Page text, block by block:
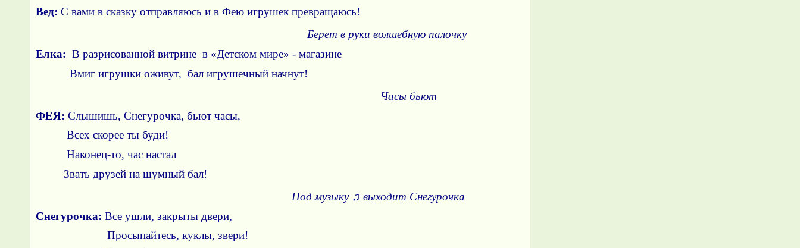
Вед: С вами в сказку отправляюсь и в Фею игрушек превращаюсь!
Берет в руки волшебную палочку
Елка: В разрисованной витрине в «Детском мире» - магазине
Вмиг игрушки оживут, бал игрушечный начнут!
Часы бьют
ФЕЯ: Слышишь, Снегурочка, бьют часы,
Всех скорее ты буди!
Наконец-то, час настал
Звать друзей на шумный бал!
Под музыку ♫ выходит Снегурочка
Снегурочка:Все ушли, закрыты двери,
Просыпайтесь, куклы, звери!